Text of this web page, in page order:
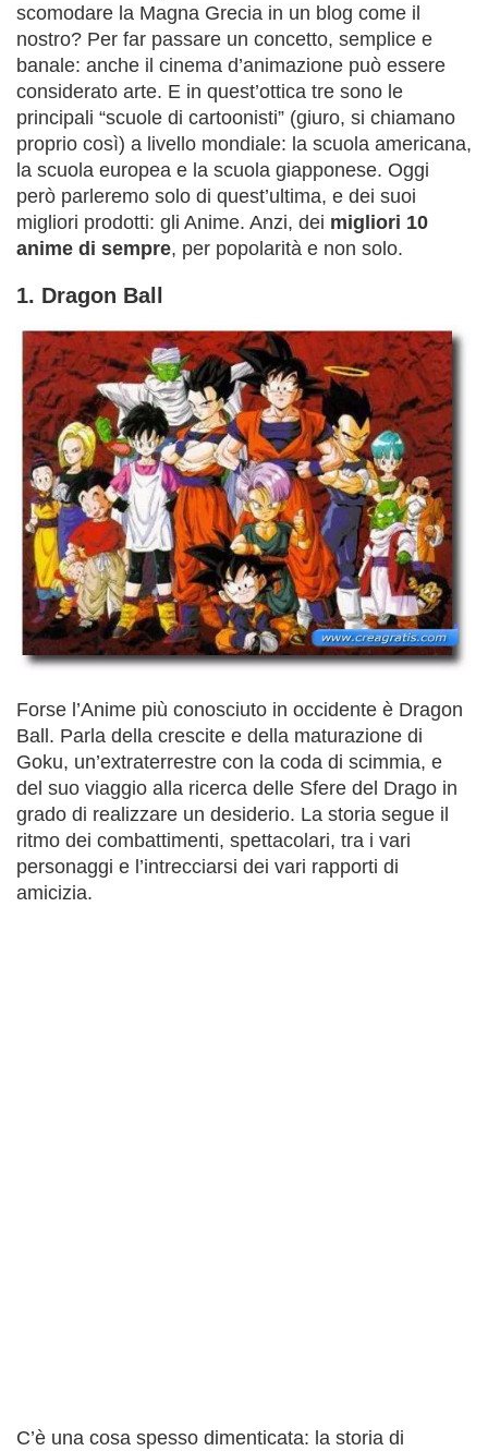
scomodare la Magna Grecia in un blog come il
nostro? Per far passare un concetto, semplice e
banale: anche il cinema d’animazione può essere
considerato arte. E in quest’ottica tre sono le
principali “scuole di cartoonisti” (giuro, si chiamano
proprio così) a livello mondiale: la scuola americana,
la scuola europea e la scuola giapponese. Oggi
però parleremo solo di quest’ultima, e dei suoi
migliori prodotti: gli Anime. Anzi, dei migliori 10
anime di sempre, per popolarità e non solo.
1. Dragon Ball
Forse l’Anime più conosciuto in occidente è Dragon
Ball. Parla della crescite e della maturazione di
Goku, un’extraterrestre con la coda di scimmia, e
del suo viaggio alla ricerca delle Sfere del Drago in
grado di realizzare un desiderio. La storia segue il
ritmo dei combattimenti, spettacolari, tra i vari
personaggi e l’intrecciarsi dei vari rapporti di
amicizia.
C’è una cosa spesso dimenticata: la storia di